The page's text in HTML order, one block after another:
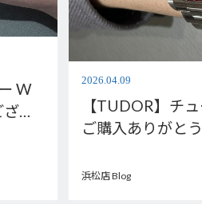
W
い
2026.04.09
【TUDOR】チ
ご購入ありがと
浜松店 Blog